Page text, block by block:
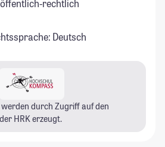
rechtlich
Deutsch
durch Zugriff auf den
der HRK erzeugt.